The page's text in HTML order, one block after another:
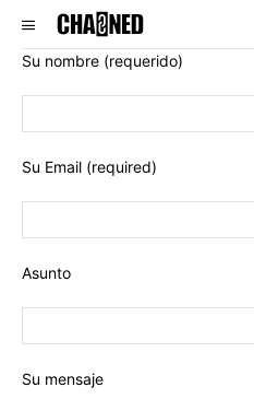
Su nombre (requerido)
Su Email (required)
Asunto
Su mensaje